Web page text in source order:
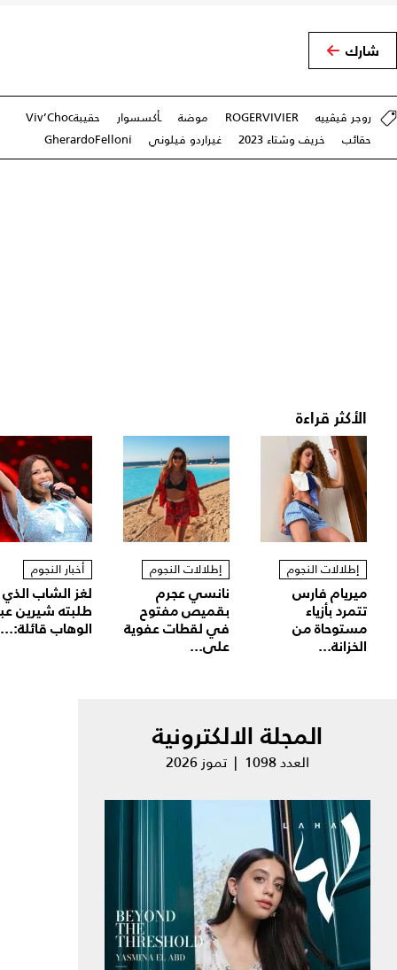
شارك
روجر ڤيڤييه ROGERVIVIER موضة ـأكسسوار
حقيبةViv’Choc
حقائب
خريف وشتاء 2023 غيراردو فيلوني GherardoFelloni
الأكثر قراءة
إطلالات النجوم
ميريام فارس
تتمرد بأزياء
مستوحاة من
الخزانة...
إطلالات النجوم
نانسي عجرم
بقميص مفتوح
في لقطات عفوية
على...
أخبار النجوم
لغز الشاب الذي
طلبته شيرين
الوهاب قائلة:...
المجلة الالكترونية
العدد 1098 | تموز 2026